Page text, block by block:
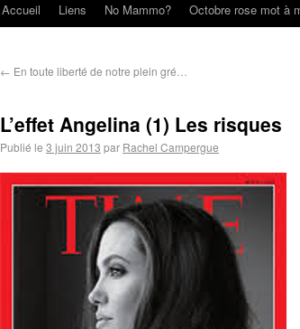
Accueil Liens No Mammo? Octobre rose mot à
← En toute liberté de notre plein gré…
L’effet Angelina (1) Les risques
Publié le 3 juin 2013 par Rachel Campergue